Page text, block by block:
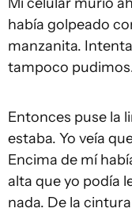
había golpeado
manzanita.
tampoco
Entonces puse la
estaba. Yo veía
Encima de mí
alta que yo podía
nada. De la